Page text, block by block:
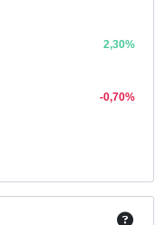
2,30%
-0,70%